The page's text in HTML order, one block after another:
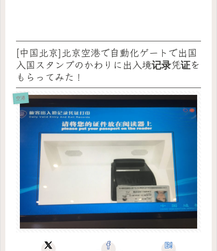
[中国北京]北京空港で自動化ゲートで出国
入国スタンプのかわりに出入境记录凭证を
もらってみた！
空港